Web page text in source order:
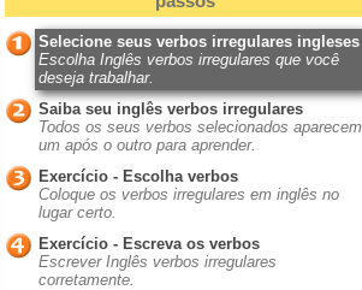
Selecione seus verbos irregulares ingleses
Escolha Inglês verbos irregulares que você
deseja trabalhar.
Saiba seu inglês verbos irregulares
Todos os seus verbos selecionados aparecem
um após o outro para aprender.
Exercício - Escolha verbos
Coloque os verbos irregulares em inglês no
lugar certo.
Exercício - Escreva os verbos
Escrever Inglês verbos irregulares
corretamente.